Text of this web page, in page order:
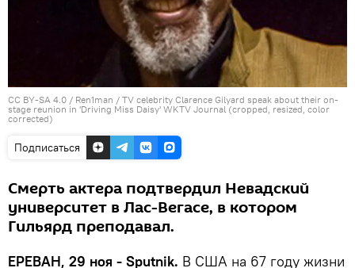
CC BY-SA 4.0 / Ren1man / TV celebrity Clarence Gilyard speak about their on-
stage reunion in 'Driving Miss Daisy' WKTV Journal (cropped, resized, color
corrected)
Подписаться
Смерть актера подтвердил Невадский
университет в Лас-Вегасе, в котором
Гильярд преподавал.
ЕРЕВАН, 29 ноя - Sputnik. В США на 67 году жизни